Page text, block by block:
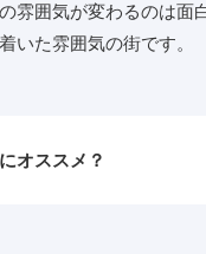
雰囲気が変わるのは
いた雰囲気の街です。
オススメ？